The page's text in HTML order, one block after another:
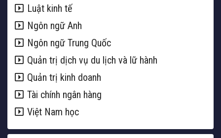
Luật kinh tế
Ngôn ngữ Anh
Ngôn ngữ Trung Quốc
Quản trị dịch vụ du lịch và lữ hành
Quản trị kinh doanh
Tài chính ngân hàng
Việt Nam học